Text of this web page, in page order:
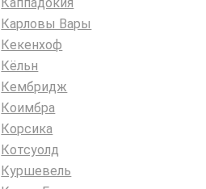
Карловы Вары
Кекенхоф
Кёльн
Кембридж
Коимбра
Корсика
Котсуолд
Куршевель